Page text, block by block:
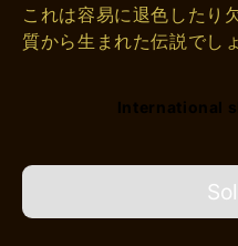
これは容易に退色したり
質から生まれた伝説でし
International